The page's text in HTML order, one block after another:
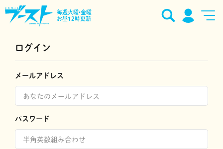
毎週火曜•金曜
お昼12時更新
ログイン
メールアドレス
パスワード